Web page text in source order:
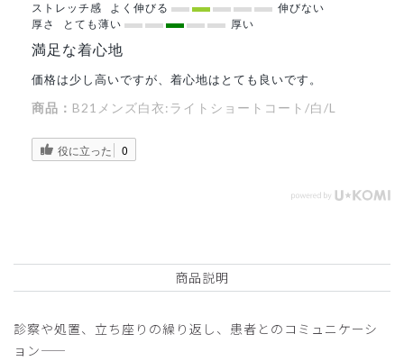
ストレッチ感 よく伸びる
伸びない
厚さ
とても薄い 厚い
満足な着心地
価格は少し高いですが、着心地はとても良いです。
商品： B21メンズ白衣:ライトショートコート/白/L
役に立った 0
商品説明
診察や処置、立ち座りの繰り返し、患者とのコミュニケーシ
ョン——